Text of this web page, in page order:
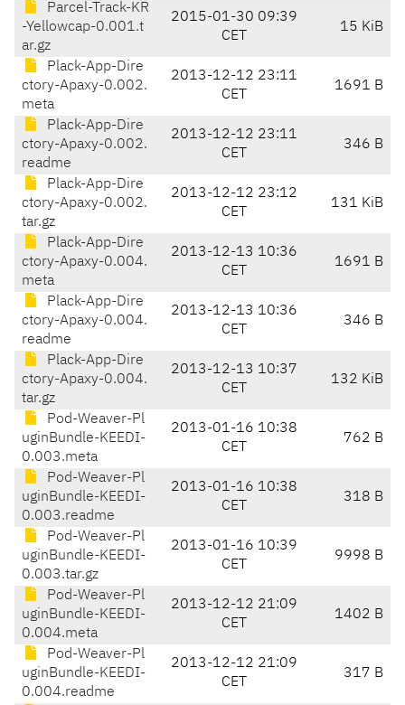
Parcel-Track-KR
-Yellowcap-0.001.t
ar.gz
2015-01-30 09:39
CET
15 KiB
Plack-App-Dire
ctory-Apaxy-0.002.
meta
2013-12-12 23:11
CET
1691 B
Plack-App-Dire
ctory-Apaxy-0.002.
readme
2013-12-12 23:11
CET
346 B
Plack-App-Dire
ctory-Apaxy-0.002.
tar.gz
2013-12-12 23:12
CET
131 KiB
Plack-App-Dire
ctory-Apaxy-0.004.
meta
2013-12-13 10:36
CET
1691 B
Plack-App-Dire
ctory-Apaxy-0.004.
readme
2013-12-13 10:36
CET
346 B
Plack-App-Dire
ctory-Apaxy-0.004.
tar.gz
2013-12-13 10:37
CET
132 KiB
Pod-Weaver-Pl
uginBundle-KEEDI-
0.003.meta
2013-01-16 10:38
CET
762 B
Pod-Weaver-Pl
uginBundle-KEEDI-
0.003.readme
2013-01-16 10:38
CET
318 B
Pod-Weaver-Pl
uginBundle-KEEDI-
0.003.tar.gz
2013-01-16 10:39
CET
9998 B
Pod-Weaver-Pl
uginBundle-KEEDI-
0.004.meta
2013-12-12 21:09
CET
1402 B
Pod-Weaver-Pl
uginBundle-KEEDI-
0.004.readme
2013-12-12 21:09
CET
317 B